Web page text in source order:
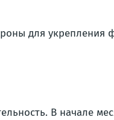
для укрепления
В начале